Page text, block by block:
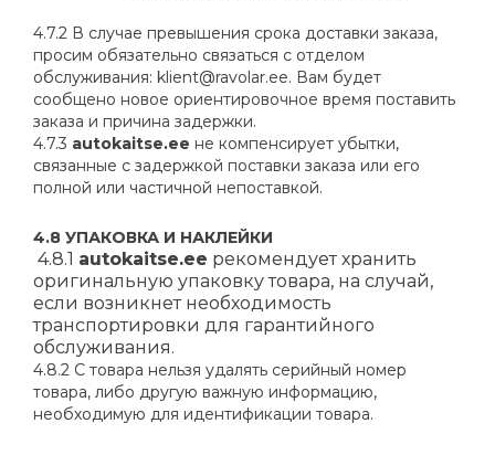
4.7.2 В случае превышения срока доставки заказа,
просим обязательно связаться с отделом
обслуживания: klient@ravolar.ee. Вам будет
сообщено новое ориентировочное время поставить
заказа и причина задержки.
4.7.3 autokaitse.ee не компенсирует убытки,
связанные с задержкой поставки заказа или его
полной или частичной непоставкой.
4.8 УПАКОВКА И НАКЛЕЙКИ
4.8.1 autokaitse.ee рекомендует хранить
оригинальную упаковку товара, на случай,
если возникнет необходимость
транспортировки для гарантийного
обслуживания.
4.8.2 С товара нельзя удалять серийный номер
товара, либо другую важную информацию,
необходимую для идентификации товара.